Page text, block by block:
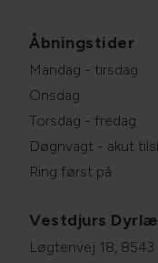
Åbningstider
Mandag - tirsdag
Onsdag
Torsdag - fredag
Døgnvagt - akut
Ring først på
Vestdjurs
Løgtenvej 18,